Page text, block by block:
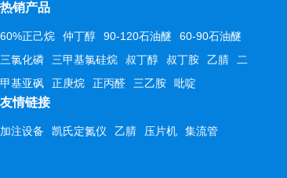
热销产品
60%正己烷 仲丁醇 90-120石油醚
60-90石油醚
三氯化磷
三甲基氯硅烷 叔丁醇 叔丁胺 乙腈
二
甲基亚砜
正庚烷 正丙醛 三乙胺 吡啶
友情链接
加注设备 凯氏定氮仪 乙腈 压片机 集流管